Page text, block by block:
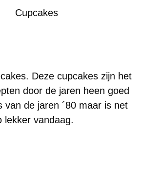
Deze cupcakes zijn het
door de jaren heen goed
van de jaren ´80 maar is net
lekker vandaag.